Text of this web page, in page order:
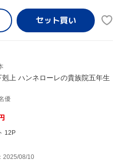
上 ハンネローレの貴族院五年生
優
12P
2025/08/10